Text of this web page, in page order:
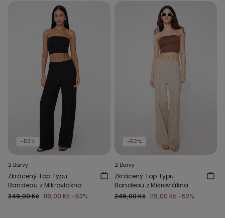
-52%
2 Barvy
Zkrácený Top Typu
Bandeau z Mikrovlákna
249,00 Kč 119,00 Kč -52%
-52%
2 Barvy
Zkrácený Top Typu
Bandeau z Mikrovlákna
249,00 Kč 119,00 Kč -52%